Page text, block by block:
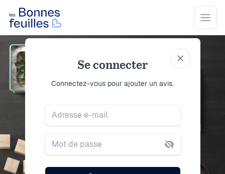
Les Bonnes Feuilles
Se connecter
Connectez-vous pour ajouter un avis.
Se connecter